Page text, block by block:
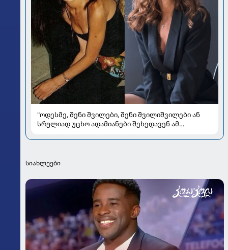
"ოდესმე, შენი შვილები, შენი შვილიშვილები ან
სრულიად უცხო ადამიანები შეხედავენ ამ
ყიფშიძეზე
სიახლეები